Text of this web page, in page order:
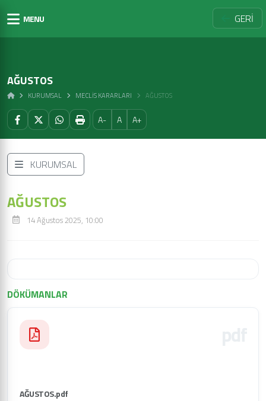
MENU
AĞUSTOS
KURUMSAL MECLIS KARARLARI AĞUSTOS
A- A A+
GERİ
KURUMSAL
AĞUSTOS
14 Ağustos 2025, 10:00
DÖKÜMANLAR
AĞUSTOS.pdf